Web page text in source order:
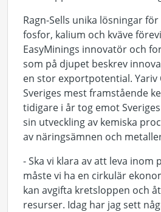
Ragn-Sells unika lösningar
fosfor, kalium och kväve
EasyMinings innovatör och
som på djupet beskrev
en stor exportpotential. Yariv
Sveriges mest framstående
tidigare i år tog emot
sin utveckling av kemiska
av näringsämnen och
- Ska vi klara av att leva inom
måste vi ha en cirkulär
kan avgifta kretsloppen och
resurser. Idag har jag sett